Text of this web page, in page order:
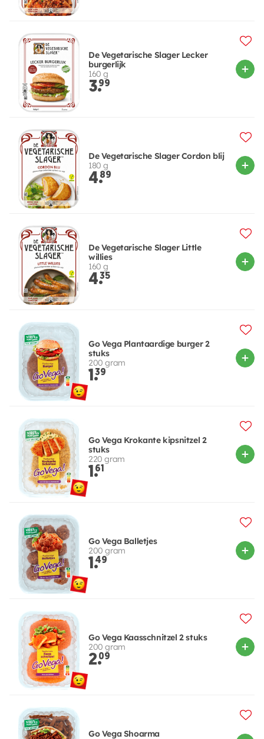
De Vegetarische Slager Lecker
burgerlijk
160 g
3.99
De Vegetarische Slager Cordon blij
180 g
4.89
De Vegetarische Slager Little
willies
160 g
4.35
Go Vega Plantaardige burger 2
stuks
200 gram
1.39
Go Vega Krokante kipsnitzel 2
stuks
220 gram
1.61
Go Vega Balletjes
200 gram
1.49
Go Vega Kaasschnitzel 2 stuks
200 gram
2.09
Go Vega Shoarma